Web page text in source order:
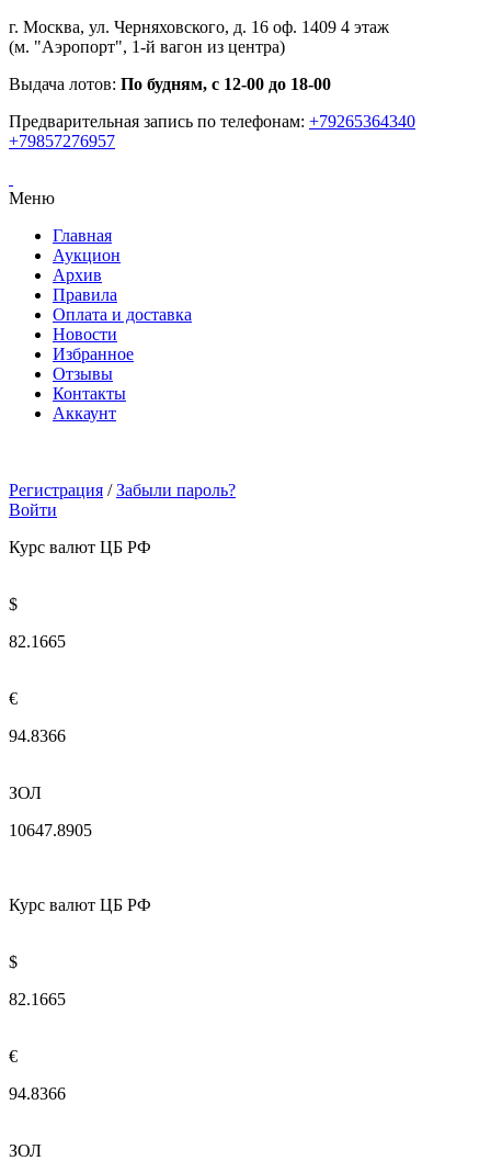
г. Москва, ул. Черняховского, д. 16 оф. 1409 4 этаж
(м. "Аэропорт", 1-й вагон из центра)
Выдача лотов: По будням, с 12-00 до 18-00
Предварительная запись по телефонам: +79265364340
+79857276957
Меню
Главная
Аукцион
Архив
Правила
Оплата и доставка
Новости
Избранное
Отзывы
Контакты
Аккаунт
Регистрация / Забыли пароль?
Войти
Курс валют ЦБ РФ
$
82.1665
€
94.8366
ЗОЛ
10647.8905
Курс валют ЦБ РФ
$
82.1665
€
94.8366
ЗОЛ